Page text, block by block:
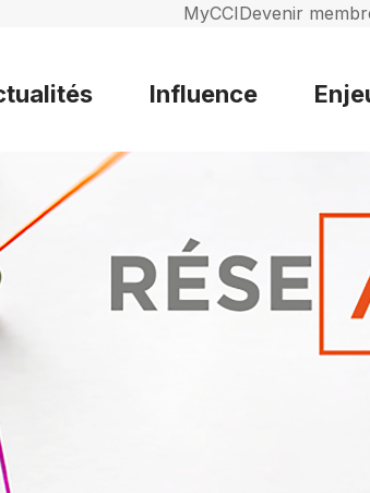
MyCCIDevenir
Influence